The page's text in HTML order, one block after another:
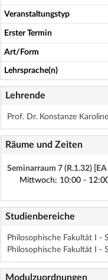
Veranstaltungstyp
Erster Termin
Art/Form
Lehrsprache(n)
Lehrende
Prof. Dr. Konstanze
Räume und Zeiten
Seminarraum 7 (R.1.32) [EA
Mittwoch: 10:00 -
Studienbereiche
Philosophische Fakultät I -
Philosophische Fakultät I -
Modulzuordnungen